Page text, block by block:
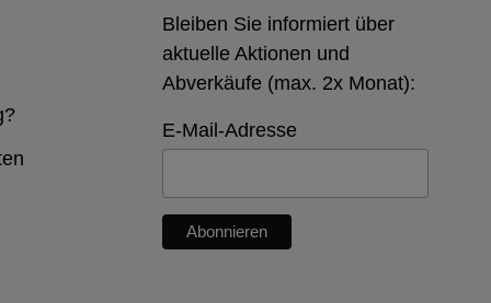
Bleiben Sie informiert über
aktuelle Aktionen und
Abverkäufe (max. 2x Monat):
E-Mail-Adresse